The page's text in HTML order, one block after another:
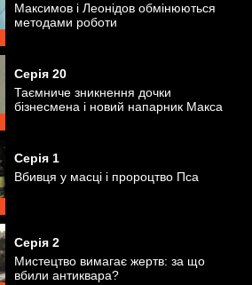
Максимов і Леонідов обмінюються
методами роботи
Серія 20
Таємниче зникнення дочки
бізнесмена і новий напарник Макса
Серія 1
Вбивця у масці і пророцтво Пса
Серія 2
Мистецтво вимагає жертв: за що
вбили антиквара?